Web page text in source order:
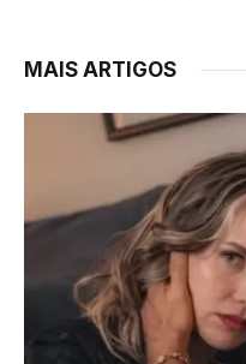
MAIS ARTIGOS